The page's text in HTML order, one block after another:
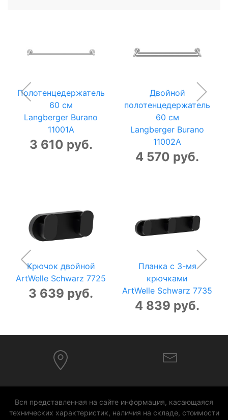
Полотенцедержатель
60 см
Langberger Burano
11001A
3 610 руб.
Двойной
полотенцедержатель
60 см
Langberger Burano
11002A
4 570 руб.
Крючок двойной
ArtWelle Schwarz 7725
3 639 руб.
Планка с 3-мя
крючками
ArtWelle Schwarz 7735
4 839 руб.
Вся представленная на сайте информация, касающаяся
технических характеристик, наличия на складе, стоимости